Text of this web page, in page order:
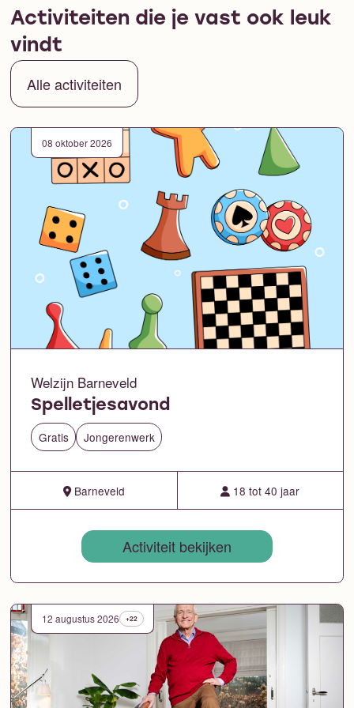
Activiteiten die je vast ook leuk
vindt
Alle activiteiten
08 oktober 2026
Welzijn Barneveld
Spelletjesavond
Gratis Jongerenwerk
Barneveld 18 tot 40 jaar
Activiteit bekijken
12 augustus 2026 +22